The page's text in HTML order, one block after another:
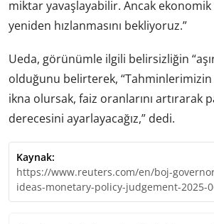
miktar yavaşlayabilir. Ancak ekonomik
yeniden hızlanmasını bekliyoruz.”
Ueda, görünümle ilgili belirsizliğin
olduğunu belirterek,
ikna olursak, faiz oranlarını artırarak
derecesini ayarlayacağız,” dedi.
Kaynak:
https://www.reuters.com/en/boj-
ideas-monetary-policy-judgement-2025-